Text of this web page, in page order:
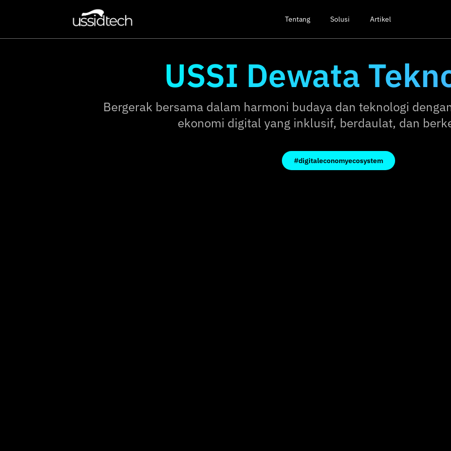
Tentang Solusi Artikel
USSI Dewata
Bergerak bersama dalam harmoni budaya dan teknologi
ekonomi digital yang inklusif, berdaulat, dan
#digitaleconomyecosystem